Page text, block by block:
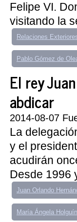
Felipe VI.
visitando la
Relaciones
Pablo Gómez de
El rey
abdicar
2014-08-07
La
y el
acudirán
Desde 1996
Juan Orlando
María Ángela Holguín